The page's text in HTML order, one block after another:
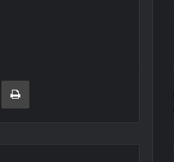
E-Posta ile paylaş Yazdır